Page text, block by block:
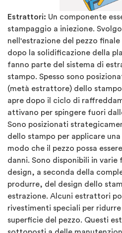
Estrattori: Un componente
stampaggio a iniezione.
nell'estrazione del pezzo
dopo la solidificazione della
fanno parte del sistema di
stampo. Spesso sono
(metà estrattore) dello
apre dopo il ciclo di
attivano per spingere fuori
Sono posizionati
dello stampo per applicare
modo che il pezzo possa
danni. Sono disponibili in
design, a seconda della
produrre, del design dello
estrazione. Alcuni estrattori
rivestimenti speciali per
superficie del pezzo. Questi